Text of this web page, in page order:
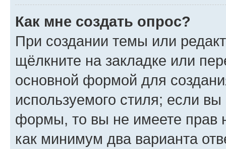
Как мне создать опрос?
При создании темы или
щёлкните на закладке или
основной формой для
используемого стиля; если
формы, то вы не имеете прав
как минимум два варианта